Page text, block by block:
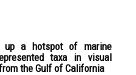
up a hotspot of marine
taxa in visual
the Gulf of California